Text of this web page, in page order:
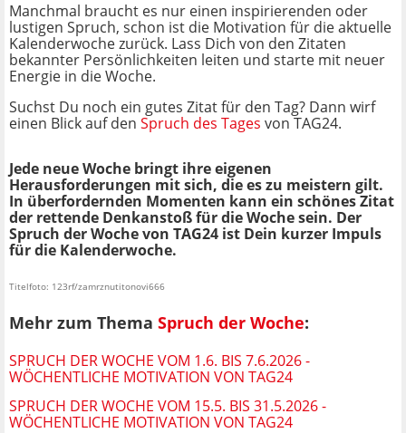
Manchmal braucht es nur einen inspirierenden oder
lustigen Spruch, schon ist die Motivation für die aktuelle
Kalenderwoche zurück. Lass Dich von den Zitaten
bekannter Persönlichkeiten leiten und starte mit neuer
Energie in die Woche.
Suchst Du noch ein gutes Zitat für den Tag? Dann wirf
einen Blick auf den Spruch des Tages von TAG24.
Jede neue Woche bringt ihre eigenen
Herausforderungen mit sich, die es zu meistern gilt.
In überfordernden Momenten kann ein schönes Zitat
der rettende Denkanstoß für die Woche sein. Der
Spruch der Woche von TAG24 ist Dein kurzer Impuls
für die Kalenderwoche.
Titelfoto: 123rf/zamrznutitonovi666
Mehr zum Thema Spruch der Woche:
SPRUCH DER WOCHE VOM 1.6. BIS 7.6.2026 -
WÖCHENTLICHE MOTIVATION VON TAG24
SPRUCH DER WOCHE VOM 15.5. BIS 31.5.2026 -
WÖCHENTLICHE MOTIVATION VON TAG24